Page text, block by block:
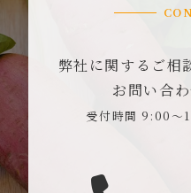
弊社に関するご相
お問い合
受付時間 9:00～